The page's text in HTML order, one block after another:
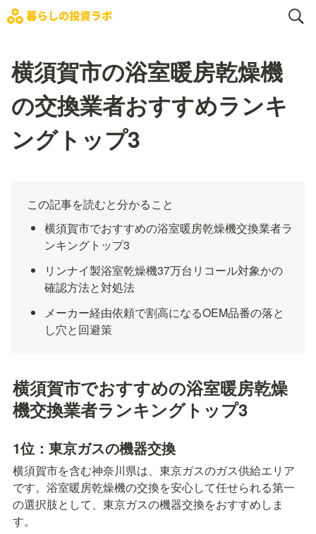
横須賀市の浴室暖房乾燥機
の交換業者おすすめランキ
ングトップ3
この記事を読むと分かること
横須賀市でおすすめの浴室暖房乾燥機交換業者ラ
ンキングトップ3
リンナイ製浴室乾燥機37万台リコール対象かの
確認方法と対処法
メーカー経由依頼で割高になるOEM品番の落と
し穴と回避策
横須賀市でおすすめの浴室暖房乾燥
機交換業者ランキングトップ3
1位：東京ガスの機器交換
横須賀市を含む神奈川県は、東京ガスのガス供給エリア
です。浴室暖房乾燥機の交換を安心して任せられる第一
の選択肢として、東京ガスの機器交換をおすすめしま
す。